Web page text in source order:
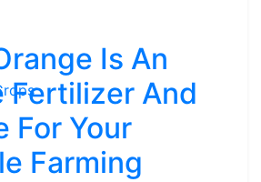
Is An
Fertilizer And
For Your
Farming